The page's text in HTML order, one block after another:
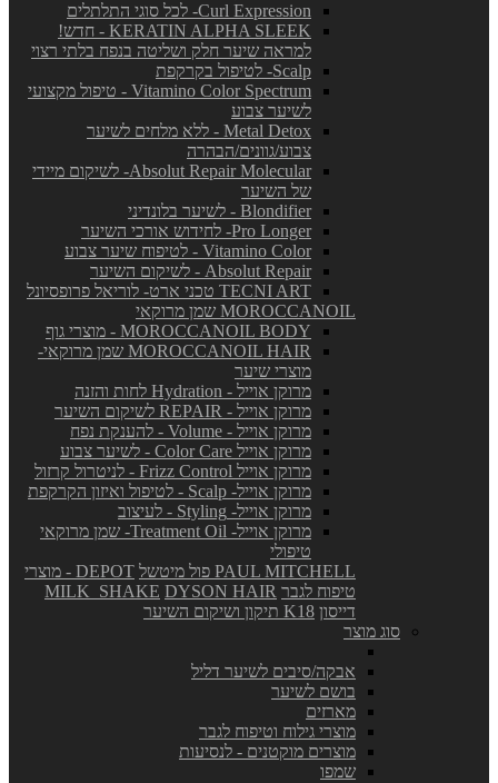
Curl Expression- לכל סוגי התלתלים
KERATIN ALPHA SLEEK - חדש!
למראה שיער חלק ושליטה בנפח בלתי רצוי
Scalp- לטיפול בקרקפת
Vitamino Color Spectrum - טיפול מקצועי
לשיער צבוע
Metal Detox - ללא מלחים לשיער
צבוע/גוונים/הבהרה
Absolut Repair Molecular- לשיקום מיידי
של השיער
Blondifier - לשיער בלונדיני
Pro Longer- לחידוש אורכי השיער
Vitamino Color - לטיפוח שיער צבוע
Absolut Repair - לשיקום השיער
TECNI ART טכני ארט- לוריאל פרופסיונל
MOROCCANOIL שמן מרוקאי
MOROCCANOIL BODY - מוצרי גוף
MOROCCANOIL HAIR שמן מרוקאי-
מוצרי שיער
מרוקן אוייל - Hydration לחות והזנה
מרוקן אוייל - REPAIR לשיקום השיער
מרוקן אוייל - Volume - להענקת נפח
מרוקן אוייל Color Care - לשיער צבוע
מרוקן אוייל Frizz Control - לניטרול קרזול
מרוקן אוייל- Scalp - לטיפול ואיזון הקרקפת
מרוקן אוייל- Styling - לעיצוב
מרוקן אוייל- Treatment Oil- שמן מרוקאי
טיפולי
PAUL MITCHELL פול מיטשל
DEPOT - מוצרי
טיפוח לגבר
MILK_SHAKE DYSON HAIR
דייסון K18 תיקון ושיקום השיער
סוג מוצר
אבקה/סיבים לשיער דליל
בושם לשיער
מארזים
מוצרי גילוח וטיפוח לגבר
מוצרים מוקטנים - לנסיעות
שמפו